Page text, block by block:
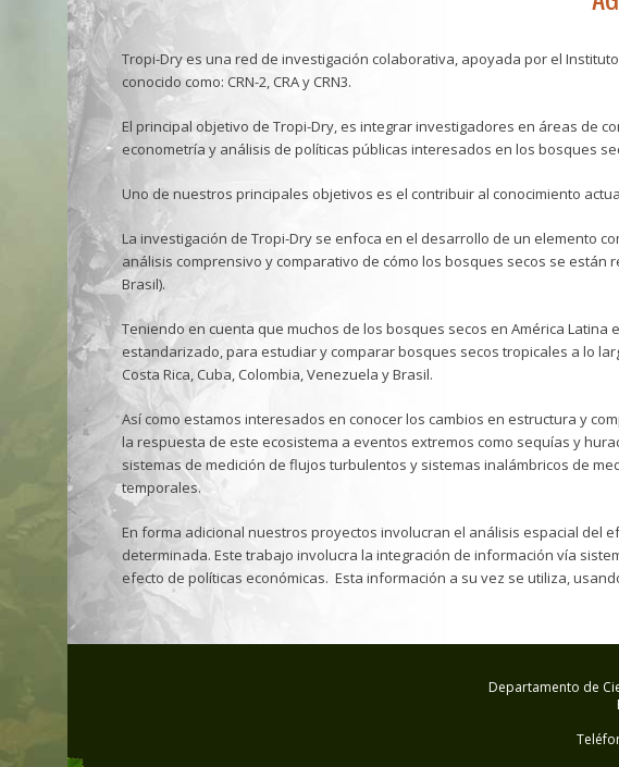
Tropi-Dry es una red de investigación colaborativa, apoyada por el
conocido como: CRN-2, CRA y CRN3.
El principal objetivo de Tropi-Dry, es integrar investigadores en áreas de
econometría y análisis de políticas públicas interesados en los bosques
Uno de nuestros principales objetivos es el contribuir al conocimiento
La investigación de Tropi-Dry se enfoca en el desarrollo de un elemento
análisis comprensivo y comparativo de cómo los bosques secos se
Brasil).
Teniendo en cuenta que muchos de los bosques secos en América
estandarizado, para estudiar y comparar bosques secos tropicales a lo
Costa Rica, Cuba, Colombia, Venezuela y Brasil.
Así como estamos interesados en conocer los cambios en estructura y
la respuesta de este ecosistema a eventos extremos como sequías y
sistemas de medición de flujos turbulentos y sistemas inalámbricos de
temporales.
En forma adicional nuestros proyectos involucran el análisis espacial del
determinada. Este trabajo involucra la integración de información vía
efecto de políticas económicas. Esta información a su vez se utiliza,
Departamento de